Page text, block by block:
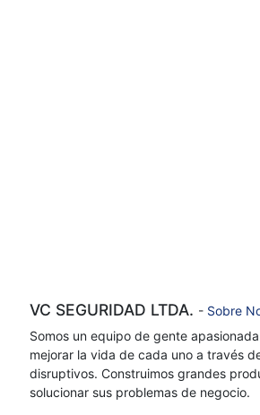
VC SEGURIDAD LTDA. - Sobre
Somos un equipo de gente
mejorar la vida de cada uno a través
disruptivos. Construimos grandes
solucionar sus problemas de negocio.